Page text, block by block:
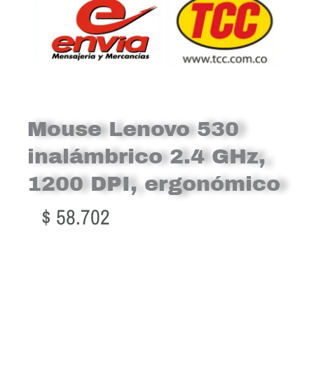
Mouse Lenovo 530
inalámbrico 2.4 GHz,
1200 DPI, ergonómico
$ 58.702